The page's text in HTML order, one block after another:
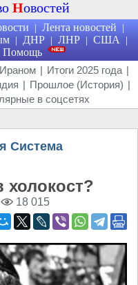
Новостей
| Лента новостей |
| ДНР | ЛНР | США |
Помощь
| Итоги 2025 года |
| Прошлое (История) |
в соцсетях
Система
18 015